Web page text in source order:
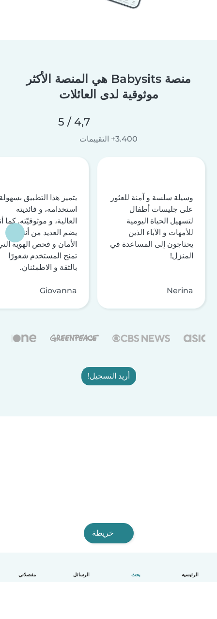
الرئيسية بحث الرسائل مفضلاتي
منصة Babysits هي المنصة الأكثر
موثوقية لدى العائلات
4,7 / 5
3.400+ التقييمات
وسيلة سلسة و آمنة للعثور
على جليسات أطفال
لتسهيل الحياة اليومية
للأمهات و الآباء الذين
يحتاجون إلى المساعدة في
المنزل!
Nerina
يتميز هذا التطبيق
استخدامه، و فائديته
العالية، و موثوقيّته. كما
يضم العديد من أنظمة
الأمان و فحص الهوية
تمنح المستخدم شعورًا
بالثقة و الاطمئنان.
Giovanna
أريد التسجيل!
خريطة